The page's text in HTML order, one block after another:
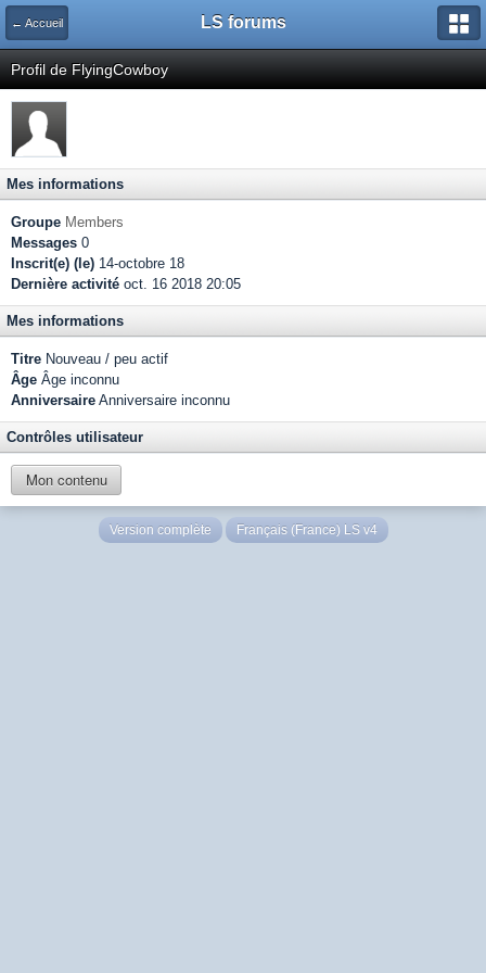
← Accueil LS forums
Profil de FlyingCowboy
Mes informations
Groupe Members
Messages 0
Inscrit(e) (le) 14-octobre 18
Dernière activité oct. 16 2018 20:05
Mes informations
Titre Nouveau / peu actif
Âge Âge inconnu
Anniversaire Anniversaire inconnu
Contrôles utilisateur
Mon contenu
Version complète Français (France) LS v4